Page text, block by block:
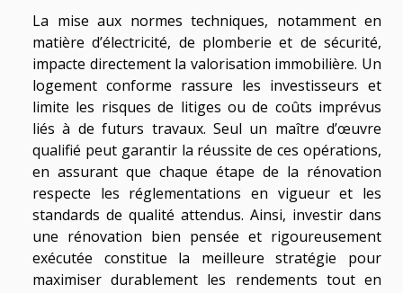
La mise aux normes techniques, notamment en
matière d’électricité, de plomberie et de sécurité,
impacte directement la valorisation immobilière. Un
logement conforme rassure les investisseurs et
limite les risques de litiges ou de coûts imprévus
liés à de futurs travaux. Seul un maître d’œuvre
qualifié peut garantir la réussite de ces opérations,
en assurant que chaque étape de la rénovation
respecte les réglementations en vigueur et les
standards de qualité attendus. Ainsi, investir dans
une rénovation bien pensée et rigoureusement
exécutée constitue la meilleure stratégie pour
maximiser durablement les rendements tout en